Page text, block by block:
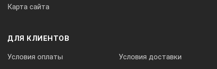
Карта сайта
ДЛЯ КЛИЕНТОВ
Условия оплаты Условия доставки